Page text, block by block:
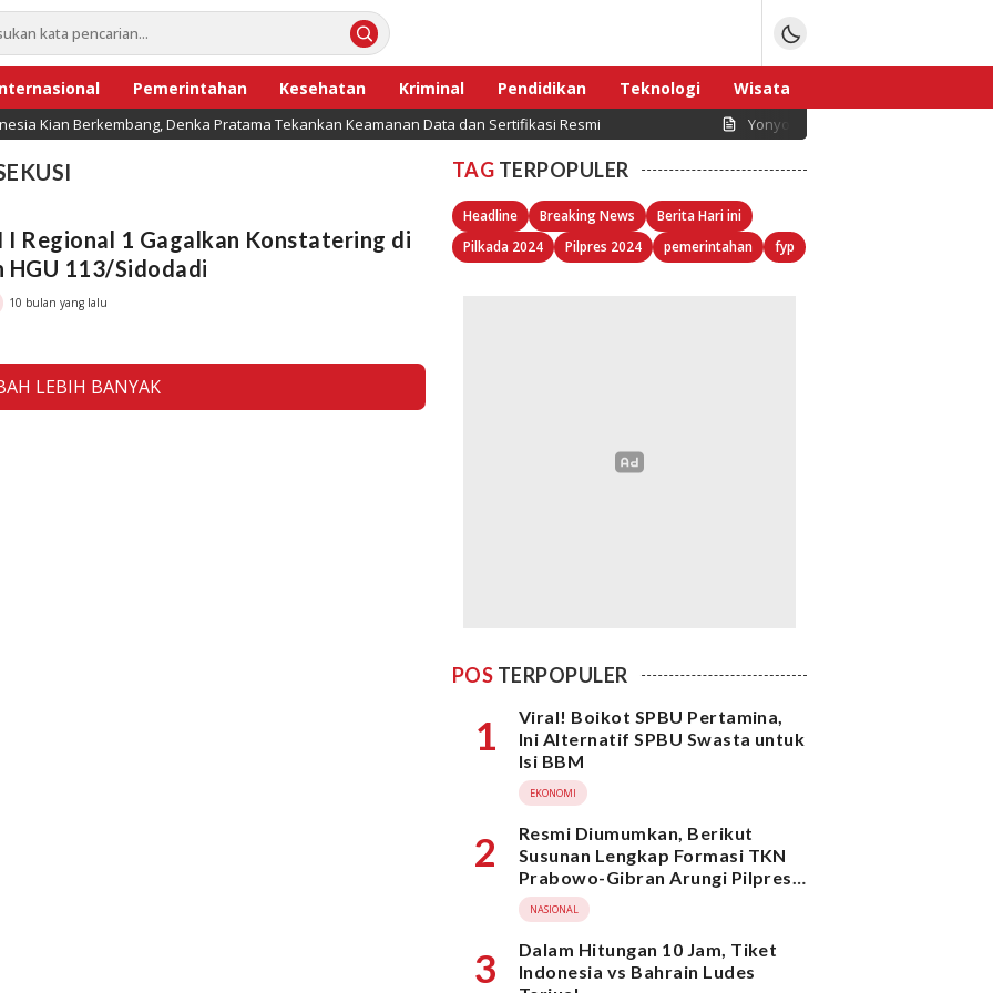
Pemerintahan Kesehatan Kriminal Pendidikan Teknologi
Wisata
Sport
Kian Berkembang, Denka Pratama Tekankan Keamanan Data dan Sertifikasi Resmi Yonyou Network Indonesia Dorong
I Regional 1 Gagalkan Konstatering di
HGU 113/Sidodadi
10 bulan yang lalu
LEBIH BANYAK
TAG TERPOPULER
Headline Breaking News
Berita Hari ini
Pilkada 2024
Pilpres 2024 pemerintahan fyp
POS TERPOPULER
1
Viral! Boikot SPBU Pertamina,
Ini Alternatif SPBU Swasta untuk
Isi BBM
EKONOMI
2
Resmi Diumumkan, Berikut
Susunan Lengkap Formasi TKN
Prabowo-Gibran Arungi Pilpres
2024, Ada Ridwan Kamil hingga
Suami Yenny Wahid
NASIONAL
3
Dalam Hitungan 10 Jam, Tiket
Indonesia vs Bahrain Ludes